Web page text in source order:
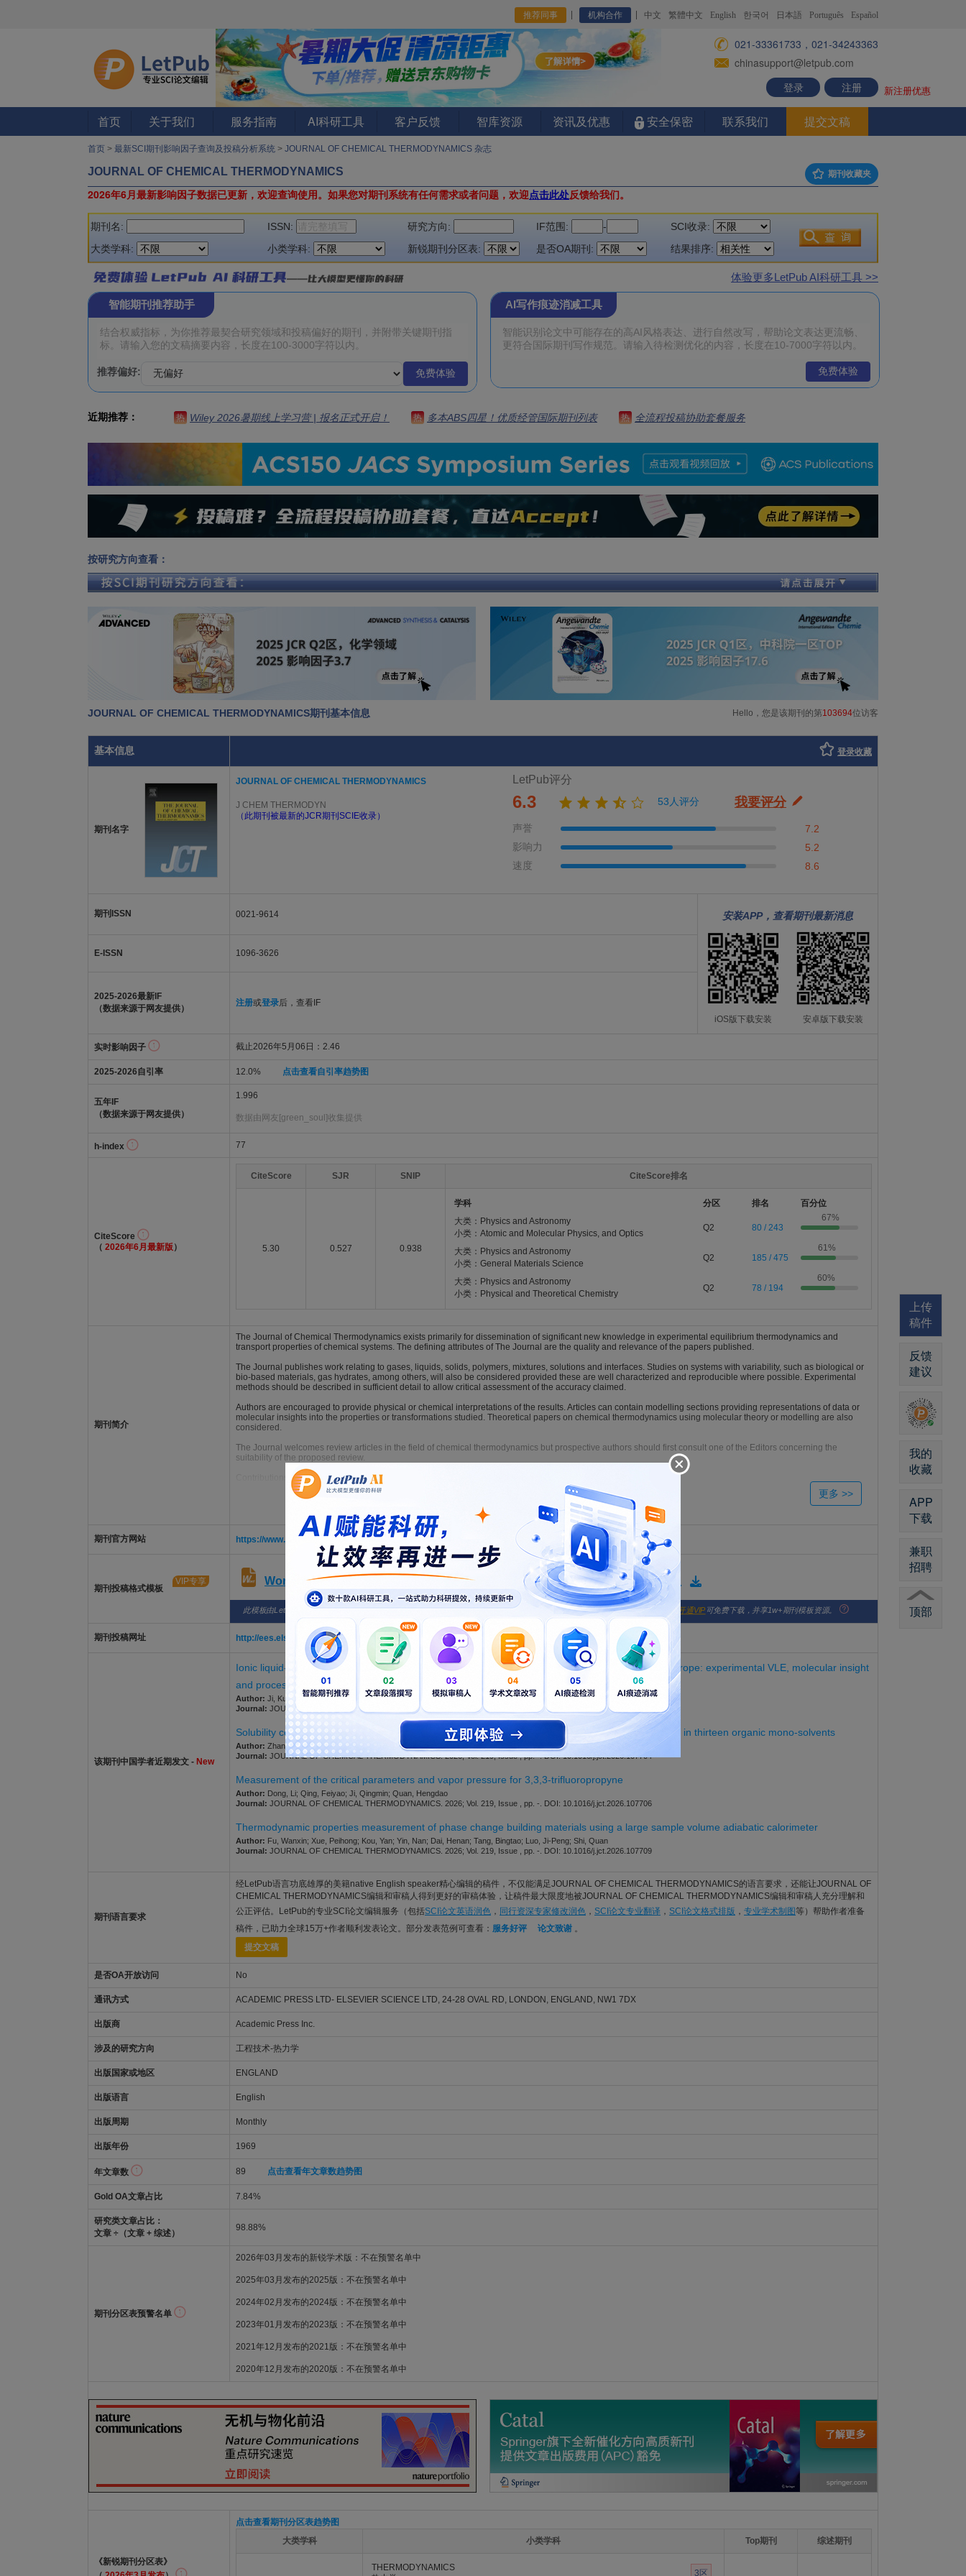
推荐同事 机构合作 中文 繁體中文 English 한국어 日本語 Português Español
021-33361733，021-34243363
chinasupport@letpub.com
登录
注册 新注册优惠
首页 关于我们 服务指南 AI科研工具 客户反馈 智库资源 资讯及优惠 安全保密 联系我们 提交文稿
首页 > 最新SCI期刊影响因子查询及投稿分析系统 > JOURNAL OF CHEMICAL THERMODYNAMICS 杂志
JOURNAL OF CHEMICAL THERMODYNAMICS 期刊收藏夹
2026年6月最新影响因子数据已更新，欢迎查询使用。 如果您对期刊系统有任何需求或者问题，欢迎点击此处反馈给我们。
期刊名: ISSN: 研究方向: IF范围: -
SCI收录:
大类学科:
小类学科: 新锐期刊分区表: 是否OA期刊: 结果排序:
体验更多LetPub AI科研工具 >>
智能期刊推荐助手
推荐偏好: 免费体验
AI写作痕迹消减工具
免费体验
近期推荐： 热 Wiley 2026暑期线上学习营 | 报名正式开启！ 热 多本ABS四星！优质经管国际期刊列表 热 全流程投稿协助套餐服务
按研究方向查看：
JOURNAL OF CHEMICAL THERMODYNAMICS期刊基本信息 Hello，您是该期刊的第103694位访客
基本信息 登录收藏
期刊名字
JOURNAL OF CHEMICAL THERMODYNAMICS
J CHEM THERMODYN
（此期刊被最新的JCR期刊SCIE收录）
LetPub评分
6.3 53人评分 我要评分
声誉
7.2
影响力
5.2
速度
8.6
期刊ISSN 0021-9614 安装APP，查看期刊最新消息
iOS版下载安装 安卓版下载安装
E-ISSN 1096-3626
2025-2026最新IF
（数据来源于网友提供）
注册或登录后，查看IF
实时影响因子 截止2026年5月06日：2.46
2025-2026自引率 12.0% 点击查看自引率趋势图
五年IF
（数据来源于网友提供）
1.996
数据由网友[green_soul]收集提供
h-index 77
CiteScore
（ 2026年6月最新版 ）
CiteScore SJR SNIP CiteScore排名
5.30 0.527 0.938
学科 分区 排名
百分位
大类：Physics and Astronomy
小类：Atomic and Molecular Physics, and Optics
Q2 80 / 243
67%
大类：Physics and Astronomy
小类：General Materials Science
Q2 185 / 475
61%
大类：Physics and Astronomy
小类：Physical and Theoretical Chemistry
Q2 78 / 194
60%
期刊简介
The Journal of Chemical Thermodynamics exists primarily for dissemination of significant new knowledge in experimental equilibrium thermodynamics and
transport properties of chemical systems. The defining attributes of The Journal are the quality and relevance of the papers published.
The Journal publishes work relating to gases, liquids, solids, polymers, mixtures, solutions and interfaces. Studies on systems with variability, such as biological or
bio-based materials, gas hydrates, among others, will also be considered provided these are well characterized and reproducible where possible. Experimental
methods should be described in sufficient detail to allow critical assessment of the accuracy claimed.
Authors are encouraged to provide physical or chemical interpretations of the results. Articles can contain modelling sections providing representations of data or
molecular insights into the properties or transformations studied. Theoretical papers on chemical thermodynamics using molecular theory or modelling are also
considered.
The Journal welcomes review articles in the field of chemical thermodynamics but prospective authors should first consult one of the Editors concerning the
suitability of the proposed review.
Contributions of a routine nature or reporting on uncharacterised materials are not accepted.
期刊官方网站 https://www.journals.elsevier.com/the-journal-of-chemical-thermodynamics
期刊投稿格式模板
VIP专享 Word版格式模板 LaTeX版格式模板
此模板由LetPub整理，仅供参考。开通VIP可免费下载，并享1w+期刊模板资源。 此模板来自于期刊/出版社官网。 开通VIP 可免费下载，并享1w+期刊模板资源。
期刊投稿网址 http://ees.elsevier.com/jct/
该期刊中国学者近期发文 - New
Ionic liquid-assisted extractive distillation for separating the isoamyl formate-isoamyl alcohol azeotrope: experimental VLE, molecular insight
and process simulation
Author: Ji, Kuan; Yin, Yahui; Du, Xiuyu; Wen, Sainan; Jia, Pingxiao; Xu, Xianzhen; Zhou, Yu
Journal: JOURNAL OF CHEMICAL THERMODYNAMICS. 2026; Vol. 219, Issue , pp. -. DOI: 10.1016/j.jct.2026.107714
Solubility correlation, molecular interactions and dissolution thermodynamics of piroxicam (Form I) in thirteen organic mono-solvents
Author: Zhang, Yifan; Liu, Maoyuan; Sun, Xian; Xing, Wenguo; Yu, Shuai; Xue, Fumin
Journal: JOURNAL OF CHEMICAL THERMODYNAMICS. 2026; Vol. 219, Issue , pp. -. DOI: 10.1016/j.jct.2026.107704
Measurement of the critical parameters and vapor pressure for 3,3,3-trifluoropropyne
Author: Dong, Li; Qing, Feiyao; Ji, Qingmin; Quan, Hengdao
Journal: JOURNAL OF CHEMICAL THERMODYNAMICS. 2026; Vol. 219, Issue , pp. -. DOI: 10.1016/j.jct.2026.107706
Thermodynamic properties measurement of phase change building materials using a large sample volume adiabatic calorimeter
Author: Fu, Wanxin; Xue, Peihong; Kou, Yan; Yin, Nan; Dai, Henan; Tang, Bingtao; Luo, Ji-Peng; Shi, Quan
Journal: JOURNAL OF CHEMICAL THERMODYNAMICS. 2026; Vol. 219, Issue , pp. -. DOI: 10.1016/j.jct.2026.107709
期刊语言要求
经LetPub语言功底雄厚的美籍native English speaker精心编辑的稿件，不仅能满足JOURNAL OF CHEMICAL THERMODYNAMICS的语言要求，还能让JOURNAL OF
CHEMICAL THERMODYNAMICS编辑和审稿人得到更好的审稿体验，让稿件最大限度地被JOURNAL OF CHEMICAL THERMODYNAMICS编辑和审稿人充分理解和
公正评估。LetPub的专业SCI论文编辑服务（包括SCI论文英语润色 ， 同行资深专家修改润色 ， SCI论文专业翻译 ， SCI论文格式排版 ， 专业学术制图等）帮助作者准备
稿件，已助力全球15万+作者顺利发表论文。部分发表范例可查看： 服务好评 论文致谢 。
提交文稿
是否OA开放访问 No
通讯方式 ACADEMIC PRESS LTD- ELSEVIER SCIENCE LTD, 24-28 OVAL RD, LONDON, ENGLAND, NW1 7DX
出版商 Academic Press Inc.
涉及的研究方向 工程技术-热力学
出版国家或地区 ENGLAND
出版语言 English
出版周期 Monthly
出版年份 1969
年文章数 89 点击查看年文章数趋势图
Gold OA文章占比 7.84%
研究类文章占比：
文章 ÷（文章 + 综述）
98.88%
期刊分区表预警名单
2026年03月发布的新锐学术版：不在预警名单中
2025年03月发布的2025版：不在预警名单中
2024年02月发布的2024版：不在预警名单中
2023年01月发布的2023版：不在预警名单中
2021年12月发布的2021版：不在预警名单中
2020年12月发布的2020版：不在预警名单中
《新锐期刊分区表》
点击查看期刊分区表趋势图
大类学科
小类学科 Top期刊 综述期刊
THERMODYNAMICS
3区
上传
稿件
反馈
建议
我的
收藏
APP
下载
兼职
招聘
顶部